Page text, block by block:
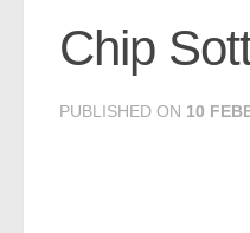
Chip
PUBLISHED ON 10